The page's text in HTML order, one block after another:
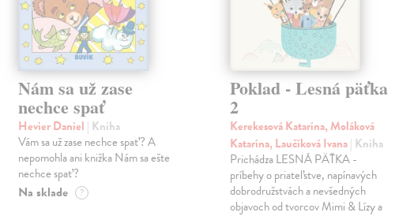
Nám sa už zase
nechce spať
Hevier Daniel | Kniha
Vám sa už zase nechce spať? A
nepomohla ani knižka Nám sa ešte
nechce spať?
Na sklade ?
Poklad - Lesná päťka
2
Kerekesová Katarína, Moláková
Katarína, Laučíková Ivana| Kniha
Prichádza LESNÁ PÄŤKA -
príbehy o priateľstve, napínavých
dobrodružstvách a nevšedných
objavoch od tvorcov Mimi & Lízy a